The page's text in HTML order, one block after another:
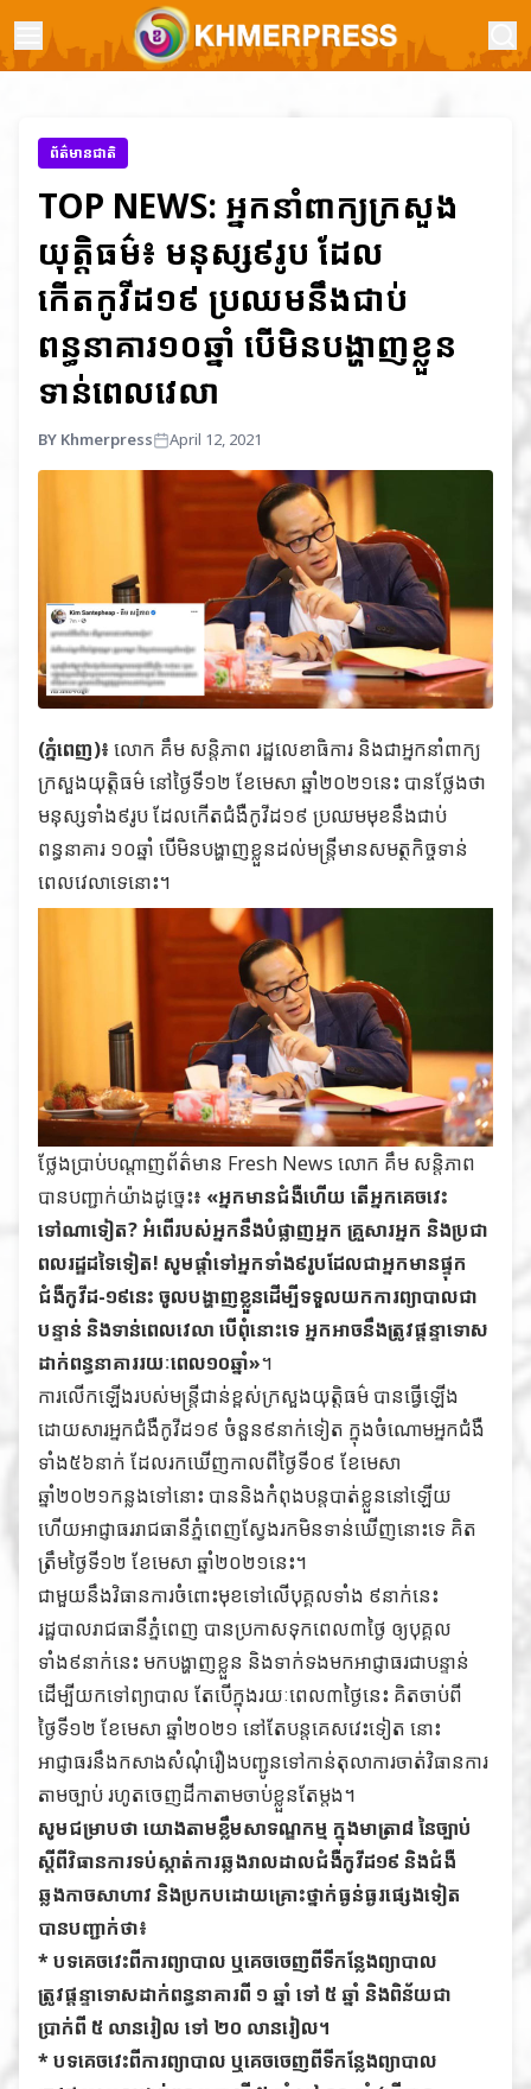
ព័ត៌មានជាតិ
TOP NEWS: អ្នកនាំពាក្យក្រសួង
យុត្តិធម៌៖ មនុស្ស៩រូប ដែល
កើតកូវីដ១៩ ប្រឈមនឹងជាប់
ពន្ធនាគារ១០ឆ្នាំ បើមិនបង្ហាញខ្លួន
ទាន់ពេលវេលា
BY Khmerpress April 12, 2021
(ភ្នំពេញ)៖ លោក គឹម សន្តិភាព រដ្ឋលេខាធិការ និងជាអ្នកនាំពាក្យ
ក្រសួងយុត្តិធម៌ នៅថ្ងៃទី១២ ខែមេសា ឆ្នាំ២០២១នេះ បានថ្លែងថា
មនុស្សទាំង៩រូប ដែលកើតជំងឺកូវីដ១៩ ប្រឈមមុខនឹងជាប់
ពន្ធនាគារ ១០ឆ្នាំ បើមិនបង្ហាញខ្លួនដល់មន្ត្រីមានសមត្ថកិច្ចទាន់
ពេលវេលាទេនោះ។
ថ្លែងប្រាប់បណ្តាញព័ត៌មាន Fresh News លោក គឹម សន្តិភាព
បានបញ្ជាក់យ៉ាងដូច្នេះ៖ «អ្នកមានជំងឺហើយ តើអ្នកគេចវេះ
ទៅណាទៀត? អំពើរបស់អ្នកនឹងបំផ្លាញអ្នក គ្រួសារអ្នក និងប្រជា
ពលរដ្ឋដទៃទៀត! សូមផ្តាំទៅអ្នកទាំង៩រូបដែលជាអ្នកមានផ្ទុក
ជំងឺកូវីដ-១៩នេះ ចូលបង្ហាញខ្លួនដើម្បីទទួលយកការព្យាបាលជា
បន្ទាន់ និងទាន់ពេលវេលា បើពុំនោះទេ អ្នកអាចនឹងត្រូវផ្តន្ទាទោស
ដាក់ពន្ធនាគាររយៈពេល១០ឆ្នាំ»។
ការលើកឡើងរបស់មន្ត្រីជាន់ខ្ពស់ក្រសួងយុត្តិធម៌ បានធ្វើឡើង
ដោយសារអ្នកជំងឺកូវីដ១៩ ចំនួន៩នាក់ទៀត ក្នុងចំណោមអ្នកជំងឺ
ទាំង៥៦នាក់ ដែលរកឃើញកាលពីថ្ងៃទី០៩ ខែមេសា
ឆ្នាំ២០២១កន្លងទៅនោះ បាននិងកំពុងបន្តបាត់ខ្លួននៅឡើយ
ហើយអាជ្ញាធររាជធានីភ្នំពេញស្វែងរកមិនទាន់ឃើញនោះទេ គិត
ត្រឹមថ្ងៃទី១២ ខែមេសា ឆ្នាំ២០២១នេះ។
ជាមួយនឹងវិធានការចំពោះមុខទៅលើបុគ្គលទាំង ៩នាក់នេះ
រដ្ឋបាលរាជធានីភ្នំពេញ បានប្រកាសទុកពេល៣ថ្ងៃ ឲ្យបុគ្គល
ទាំង៩នាក់នេះ មកបង្ហាញខ្លួន និងទាក់ទងមកអាជ្ញាធរជាបន្ទាន់
ដើម្បីយកទៅព្យាបាល តែបើក្នុងរយៈពេល៣ថ្ងៃនេះ គិតចាប់ពី
ថ្ងៃទី១២ ខែមេសា ឆ្នាំ២០២១ នៅតែបន្តគេសវេះទៀត នោះ
អាជ្ញាធរនឹងកសាងសំណុំរឿងបញ្ជូនទៅកាន់តុលាការចាត់វិធានការ
តាមច្បាប់ រហូតចេញដីកាតាមចាប់ខ្លួនតែម្តង។
សូមជម្រាបថា យោងតាមខ្លឹមសាទណ្ឌកម្ម ក្នុងមាត្រា៨ នៃច្បាប់
ស្តីពីវិធានការទប់ស្កាត់ការឆ្លងរាលដាលជំងឺកូវីដ១៩ និងជំងឺ
ឆ្លងកាចសាហាវ និងប្រកបដោយគ្រោះថ្នាក់ធ្ងន់ធ្ងរផ្សេងទៀត
បានបញ្ជាក់ថា៖
* បទគេចវេះពីការព្យាបាល ឬគេចចេញពីទីកន្លែងព្យាបាល
ត្រូវផ្តន្ទាទោសដាក់ពន្ធនាគារពី ១ ឆ្នាំ ទៅ ៥ ឆ្នាំ និងពិន័យជា
ប្រាក់ពី ៥ លានរៀល ទៅ ២០ លានរៀល។
* បទគេចវេះពីការព្យាបាល ឬគេចចេញពីទីកន្លែងព្យាបាល